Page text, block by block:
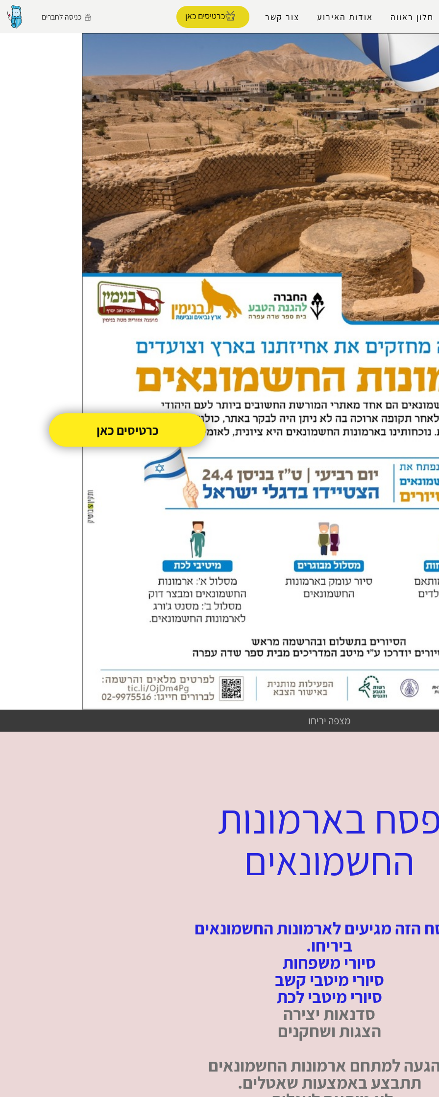
חלון ראווה אודות האירוע צור קשר כרטיסים כאן כניסה לחברים
הפרופיל שלי
התנתק
מצפה יריחו
בארמונות
החשמונאים
הזה מגיעים לארמונות החשמונאים
ביריחו.
סיורי משפחות
סיורי מיטבי קשב
סיורי מיטבי לכת
סדנאות יצירה
הצגות ושחקנים
למתחם ארמונות החשמונאים
תתבצע באמצעות שאטלים.
כרטיסים כאן